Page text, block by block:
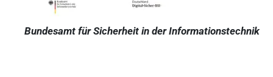
Bundesamt für Sicherheit in der Informationstechnik